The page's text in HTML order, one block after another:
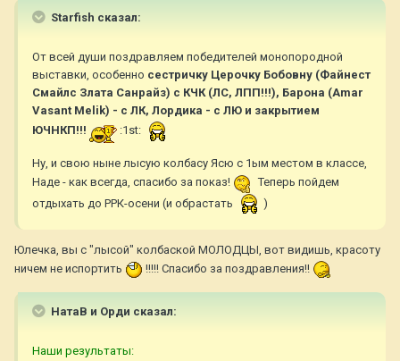
Starfish сказал:
От всей души поздравляем победителей монопородной
выставки, особенно сестричку Церочку Бобовну (Файнест
Смайлс Злата Санрайз) с КЧК (ЛС, ЛПП!!!), Барона (Amar
Vasant Melik) - с ЛК, Лордика - с ЛЮ и закрытием
ЮЧНКП!!!
:1st:
Ну, и свою ныне лысую колбасу Ясю с 1ым местом в классе,
Наде - как всегда, спасибо за показ!
Теперь пойдем
отдыхать до РРК-осени (и обрастать
)
Юлечка, вы с "лысой" колбаской МОЛОДЦЫ, вот видишь, красоту
ничем не испортить
!!!!! Спасибо за поздравления!!
НатаВ и Орди сказал:
Наши результаты: